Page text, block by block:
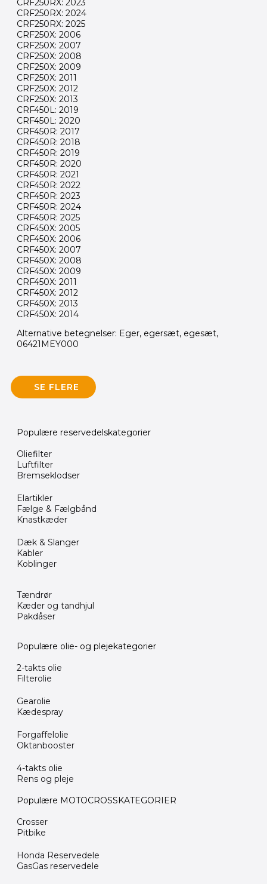
CRF250RX: 2023
CRF250RX: 2024
CRF250RX: 2025
CRF250X: 2006
CRF250X: 2007
CRF250X: 2008
CRF250X: 2009
CRF250X: 2011
CRF250X: 2012
CRF250X: 2013
CRF450L: 2019
CRF450L: 2020
CRF450R: 2017
CRF450R: 2018
CRF450R: 2019
CRF450R: 2020
CRF450R: 2021
CRF450R: 2022
CRF450R: 2023
CRF450R: 2024
CRF450R: 2025
CRF450X: 2005
CRF450X: 2006
CRF450X: 2007
CRF450X: 2008
CRF450X: 2009
CRF450X: 2011
CRF450X: 2012
CRF450X: 2013
CRF450X: 2014
Alternative betegnelser: Eger, egersæt, egesæt,
06421MEY000
SE FLERE
Populære reservedelskategorier
Oliefilter
Luftfilter
Bremseklodser
Elartikler
Fælge & Fælgbånd
Knastkæder
Dæk & Slanger
Kabler
Koblinger
Tændrør
Kæder og tandhjul
Pakdåser
Populære olie- og plejekategorier
2-takts olie
Filterolie
Gearolie
Kædespray
Forgaffelolie
Oktanbooster
4-takts olie
Rens og pleje
Populære MOTOCROSSKATEGORIER
Crosser
Pitbike
Honda Reservedele
GasGas reservedele